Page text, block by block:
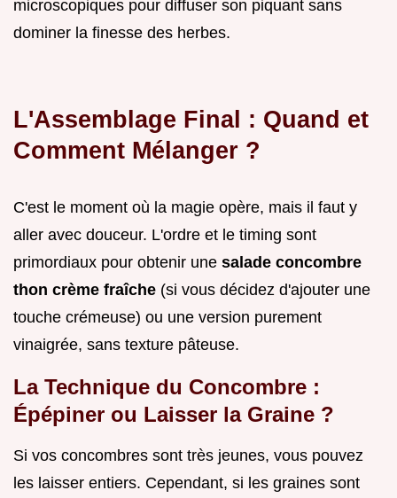
microscopiques pour diffuser son piquant sans
dominer la finesse des herbes.
L'Assemblage Final : Quand et
Comment Mélanger ?
C'est le moment où la magie opère, mais il faut y
aller avec douceur. L'ordre et le timing sont
primordiaux pour obtenir une salade concombre
thon crème fraîche (si vous décidez d'ajouter une
touche crémeuse) ou une version purement
vinaigrée, sans texture pâteuse.
La Technique du Concombre :
Épépiner ou Laisser la Graine ?
Si vos concombres sont très jeunes, vous pouvez
les laisser entiers. Cependant, si les graines sont